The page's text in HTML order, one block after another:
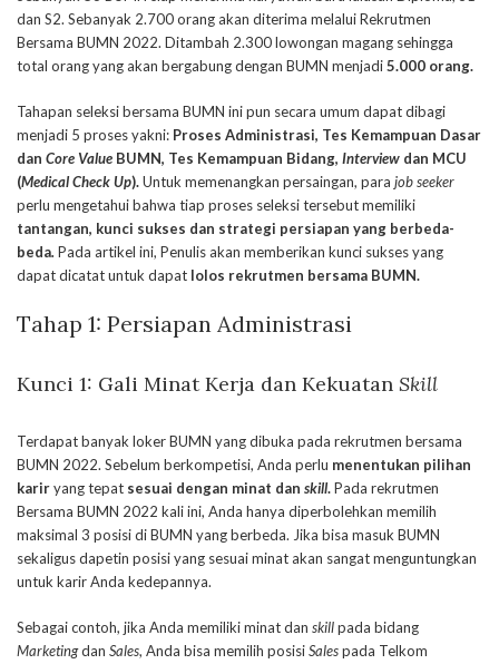
dan S2. Sebanyak 2.700 orang akan diterima melalui Rekrutmen
Bersama BUMN 2022. Ditambah 2.300 lowongan magang sehingga
total orang yang akan bergabung dengan BUMN menjadi5.000 orang.
Tahapan seleksi bersama BUMN ini pun secara umum dapat dibagi
menjadi 5 proses yakni: Proses Administrasi, Tes Kemampuan Dasar
dan Core Value BUMN, Tes Kemampuan Bidang, Interview dan MCU
(Medical Check Up).Untuk memenangkan persaingan, para job seeker
perlu mengetahui bahwa tiap proses seleksi tersebut memiliki
tantangan, kunci sukses dan strategi persiapan yang berbeda-
beda. Pada artikel ini, Penulis akan memberikan kunci sukses yang
dapat dicatat untuk dapat lolos rekrutmen bersama BUMN.
Tahap 1: Persiapan Administrasi
Kunci 1: Gali Minat Kerja dan Kekuatan Skill
Terdapat banyak loker BUMN yang dibuka pada rekrutmen bersama
BUMN 2022. Sebelum berkompetisi, Anda perlu menentukan pilihan
kariryang tepat sesuai dengan minat dan skill.Pada rekrutmen
Bersama BUMN 2022 kali ini, Anda hanya diperbolehkan memilih
maksimal 3 posisi di BUMN yang berbeda. Jika bisa masuk BUMN
sekaligus dapetin posisi yang sesuai minat akan sangat menguntungkan
untuk karir Anda kedepannya.
Sebagai contoh, jika Anda memiliki minat dan skillpada bidang
Marketingdan Sales, Anda bisa memilih posisiSalespada Telkom